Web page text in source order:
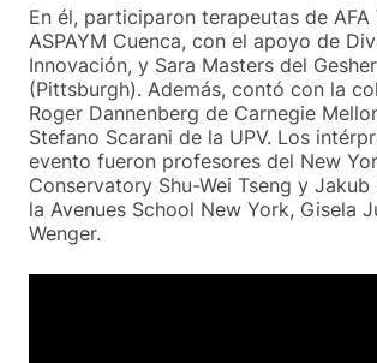
En él, participaron terapeutas de AFA
ASPAYM Cuenca, con el apoyo de
Innovación, y Sara Masters del
(Pittsburgh). Además, contó con la
Roger Dannenberg de Carnegie
Stefano Scarani de la UPV. Los
evento fueron profesores del New
Conservatory Shu-Wei Tseng y
la Avenues School New York, Gisela
Wenger.